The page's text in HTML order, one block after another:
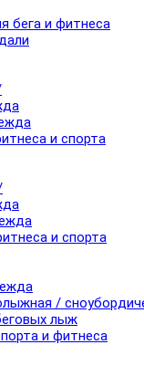
бега и фитнеса
и спорта
и спорта
/
лыж
и фитнеса